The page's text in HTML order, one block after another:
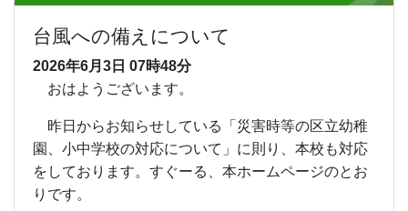
台風への備えについて
2026年6月3日 07時48分
おはようございます。
昨日からお知らせしている「災害時等の区立幼稚
園、小中学校の対応について」に則り、本校も対応
をしております。すぐーる、本ホームページのとお
りです。